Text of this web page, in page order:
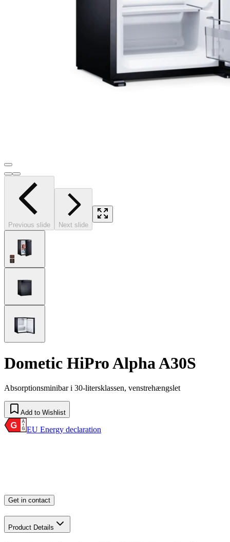
Previous slide Next slide
Dometic HiPro Alpha A30S
Absorptionsminibar i 30-litersklassen, venstrehængslet
Add to Wishlist
EU Energy declaration
Get in contact
Product Details